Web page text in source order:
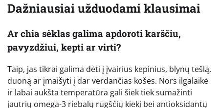
Dažniausiai užduodami klausimai
Ar chia sėklas galima apdoroti karščiu,
pavyzdžiui, kepti ar virti?
Taip, jas tikrai galima dėti į įvairius kepinius, blynų tešlą,
duoną ar įmaišyti į dar verdančias košes. Nors ilgalaikė
ir labai aukšta temperatūra gali šiek tiek sumažinti
jautrių omega-3 riebalų rūgščių kiekį bei antioksidantų